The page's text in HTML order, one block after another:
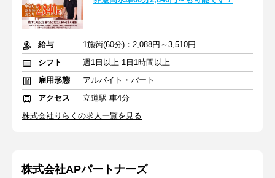
給与
1施術(60分)：2,088円～3,510円
シフト
週1日以上 1日1時間以上
雇用形態
アルバイト・パート
アクセス
立道駅 車4分
株式会社りらくの求人一覧を見る
株式会社APパートナーズ